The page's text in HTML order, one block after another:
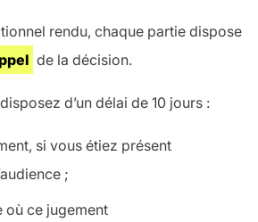
rendu, chaque partie dispose
de la décision.
d’un délai de 10 jours :
si vous étiez présent
;
où ce jugement